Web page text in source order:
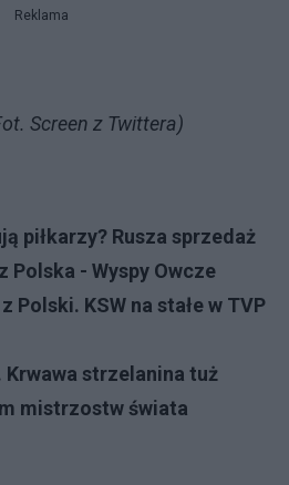
Reklama
Screen z Twittera)
piłkarzy? Rusza sprzedaż
Polska - Wyspy Owcze
Polski. KSW na stałe w TVP
Krwawa strzelanina tuż
mistrzostw świata